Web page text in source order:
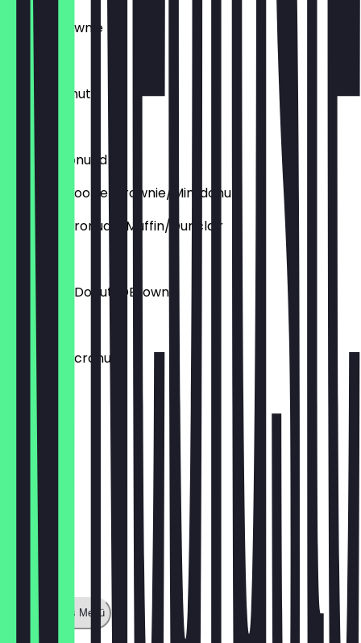
Deluxe Brownie
€ 3,95
Deluxe Donut
€ 4,45
Deluxe Cronudd
Aufpreis: Cookie/brownie/Mini donut
Aupfreis: Cronudd/Muffin/Dunclair
Aufpreis: DDonut/DBrownie
€ 1,50
Aufpreis: Dcronudd
€ 1,50
Zeige ganzes Menü